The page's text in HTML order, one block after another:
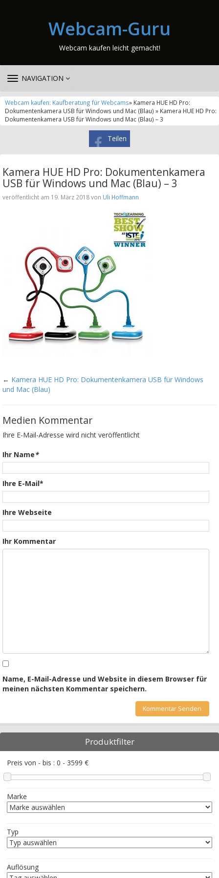
Webcam-Guru
Webcam kaufen leicht gemacht!
TOGGLE
NAVIGATION
Webcam kaufen: Kaufberatung für Webcams» Kamera HUE HD Pro:
Dokumentenkamera USB für Windows und Mac (Blau) » Kamera HUE HD Pro:
Dokumentenkamera USB für Windows und Mac (Blau) – 3
Teilen
Kamera HUE HD Pro: Dokumentenkamera
USB für Windows und Mac (Blau) – 3
veröffentlicht am 19. März 2018 von Uli Hoffmann
← Kamera HUE HD Pro: Dokumentenkamera USB für Windows
und Mac (Blau)
Medien Kommentar
Ihre E-Mail-Adresse wird nicht veröffentlicht
Ihr Name*
Ihre E-Mail*
Ihre Webseite
Ihr Kommentar
Name, E-Mail-Adresse und Website in diesem Browser für
meinen nächsten Kommentar speichern.
Produktfilter
Preis von - bis : 0 - 3599 €
Marke
Typ
Auflösung